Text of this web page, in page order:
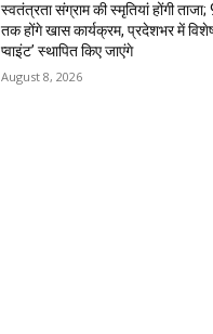
स्वतंत्रता संग्राम की स्मृतियां होंगी
तक होंगे खास कार्यक्रम, प्रदेशभर में विशेष
प्वाइंट’ स्थापित किए जाएंगे
August 8, 2026